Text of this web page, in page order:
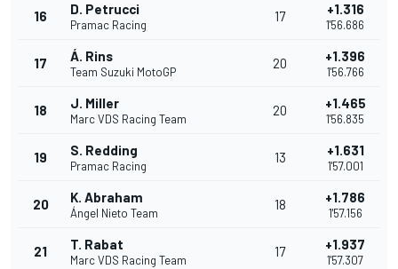
16 D. Petrucci
Pramac Racing
17 +1.316
1'56.686
17 Á. Rins
Team Suzuki MotoGP
20 +1.396
1'56.766
18 J. Miller
Marc VDS Racing Team
20 +1.465
1'56.835
19 S. Redding
Pramac Racing
13 +1.631
1'57.001
20 K. Abraham
Ángel Nieto Team
18 +1.786
1'57.156
21 T. Rabat
Marc VDS Racing Team
17 +1.937
1'57.307